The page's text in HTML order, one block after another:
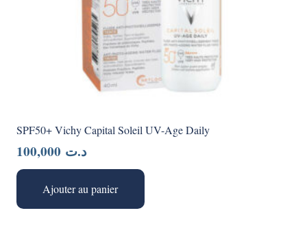
SPF50+ Vichy Capital Soleil UV-Age Daily
د.ت
Ajouter au panier